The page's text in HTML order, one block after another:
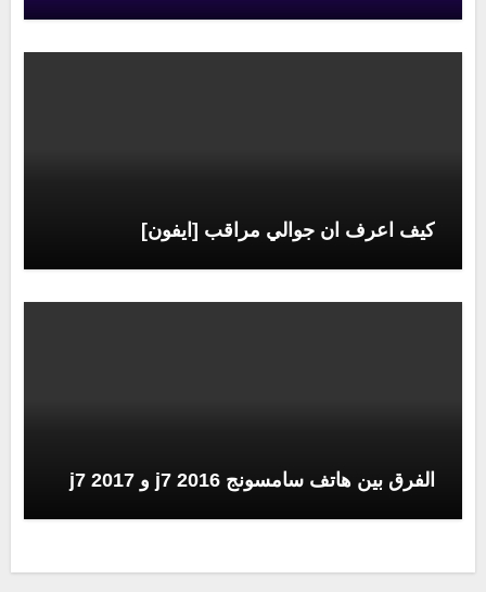
كيف اعرف ان جوالي مراقب [ايفون]
الفرق بين هاتف سامسونج j7 2016 و j7 2017